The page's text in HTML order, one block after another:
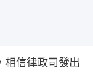
相信律政司發出